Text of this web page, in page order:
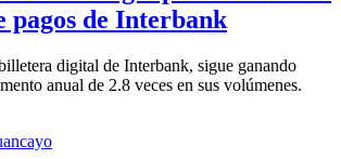
pagos de Interbank
digital de Interbank, sigue ganando
anual de 2.8 veces en sus volúmenes.